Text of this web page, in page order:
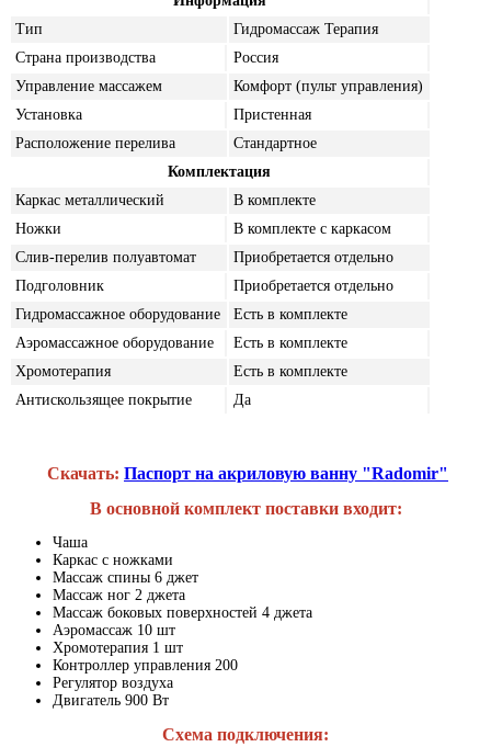
Тип
Гидромассаж Терапия
Страна производства
Россия
Управление массажем
Комфорт (пульт управления)
Установка
Пристенная
Расположение перелива
Стандартное
Комплектация
Каркас металлический
В комплекте
Ножки
В комплекте с каркасом
Слив-перелив полуавтомат
Приобретается отдельно
Подголовник
Приобретается отдельно
Гидромассажное оборудование
Есть в комплекте
Аэромассажное оборудование
Есть в комплекте
Хромотерапия
Есть в комплекте
Антискользящее покрытие
Да
Скачать: Паспорт на акриловую ванну "Radomir"
В основной комплект поставки входит:
Чаша
Каркас с ножками
Массаж спины 6 джет
Массаж ног 2 джета
Массаж боковых поверхностей 4 джета
Аэромассаж 10 шт
Хромотерапия 1 шт
Контроллер управления 200
Регулятор воздуха
Двигатель 900 Вт
Схема подключения: